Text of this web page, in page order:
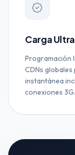
Carga
Programación
CDNs
instantánea
conexiones 3G.